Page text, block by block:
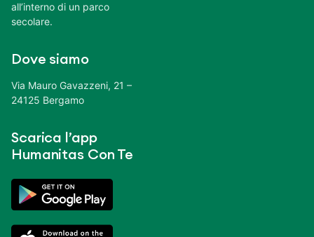
all’interno di un parco
secolare.
Dove siamo
Via Mauro Gavazzeni, 21 –
24125 Bergamo
Scarica l’app
Humanitas Con Te